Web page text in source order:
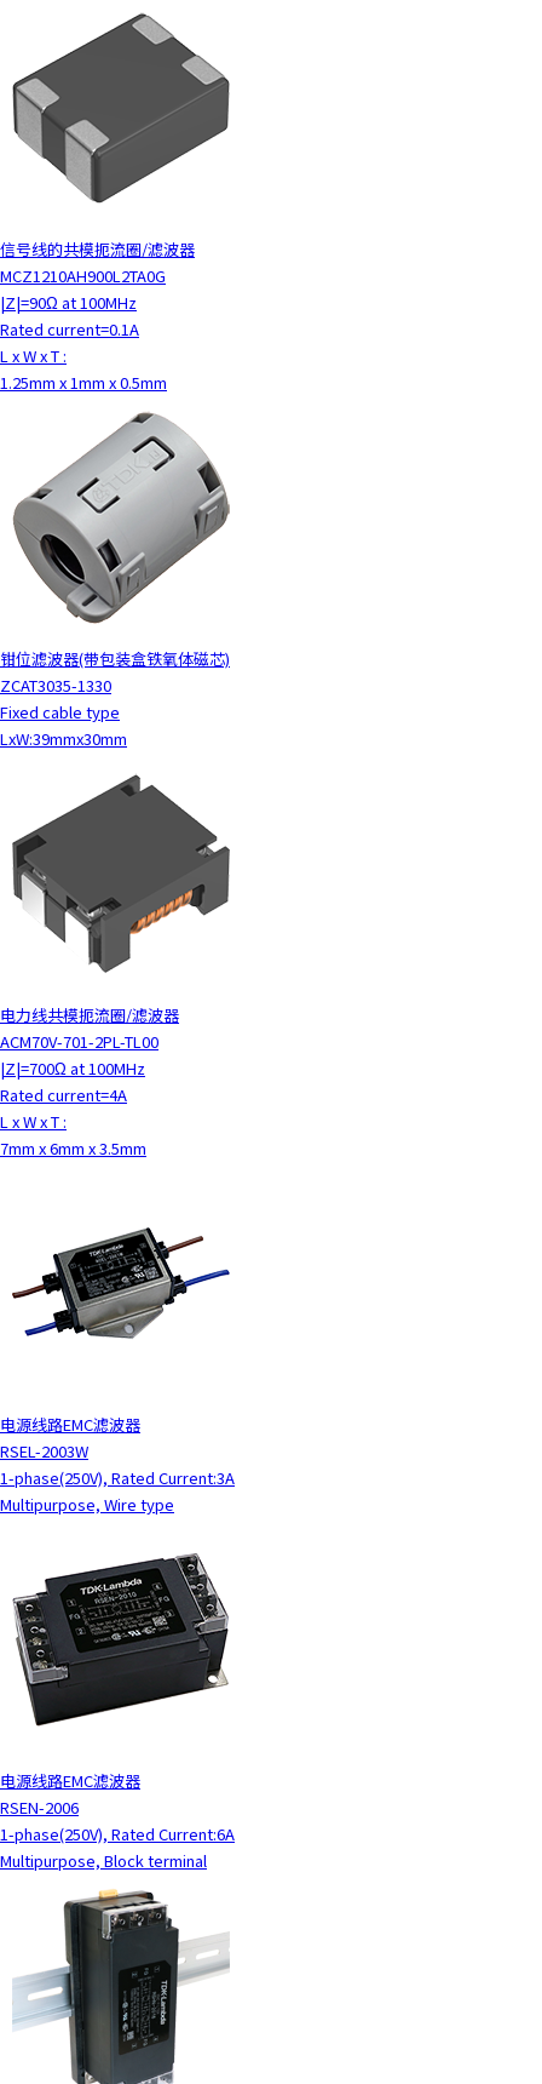
信号线的共模扼流圈/滤波器
MCZ1210AH900L2TA0G
|Z|=90Ω at 100MHz
Rated current=0.1A
L x W x T :
1.25mm x 1mm x 0.5mm
钳位滤波器(带包装盒铁氧体磁芯)
ZCAT3035-1330
Fixed cable type
LxW:39mmx30mm
电力线共模扼流圈/滤波器
ACM70V-701-2PL-TL00
|Z|=700Ω at 100MHz
Rated current=4A
L x W x T :
7mm x 6mm x 3.5mm
电源线路EMC滤波器
RSEL-2003W
1-phase(250V), Rated Current:3A
Multipurpose, Wire type
电源线路EMC滤波器
RSEN-2006
1-phase(250V), Rated Current:6A
Multipurpose, Block terminal